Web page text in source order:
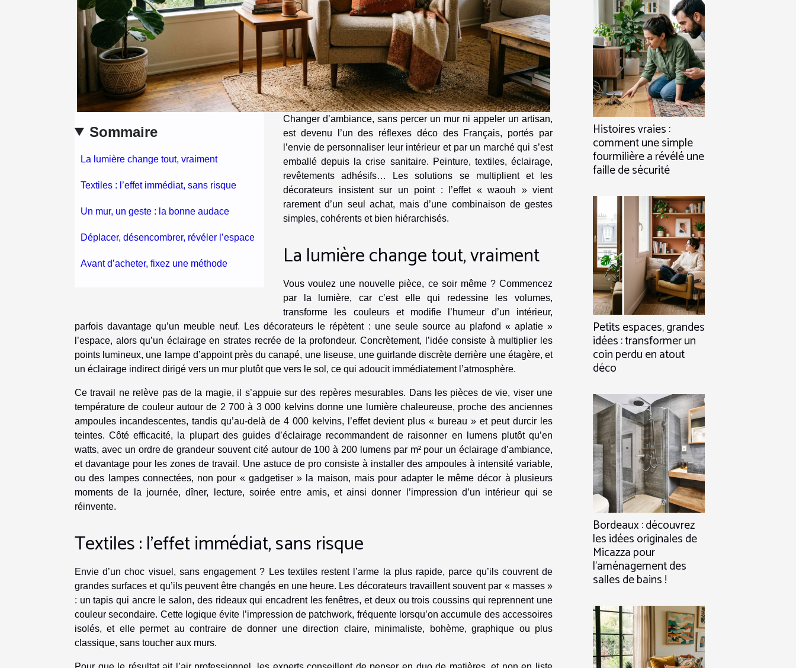
Sommaire
La lumière change tout, vraiment
Textiles : l’effet immédiat, sans risque
Un mur, un geste : la bonne audace
Déplacer, désencombrer, révéler l’espace
Avant d’acheter, fixez une méthode
Changer d’ambiance, sans percer un mur ni appeler un artisan,
est devenu l’un des réflexes déco des Français, portés par
l’envie de personnaliser leur intérieur et par un marché qui s’est
emballé depuis la crise sanitaire. Peinture, textiles, éclairage,
revêtements adhésifs… Les solutions se multiplient et les
décorateurs insistent sur un point : l’effet « waouh » vient
rarement d’un seul achat, mais d’une combinaison de gestes
simples, cohérents et bien hiérarchisés.
La lumière change tout, vraiment
Vous voulez une nouvelle pièce, ce soir même ? Commencez
par la lumière, car c’est elle qui redessine les volumes,
transforme les couleurs et modifie l’humeur d’un intérieur,
parfois davantage qu’un meuble neuf. Les décorateurs le répètent : une seule source au plafond « aplatie »
l’espace, alors qu’un éclairage en strates recrée de la profondeur. Concrètement, l’idée consiste à multiplier les
points lumineux, une lampe d’appoint près du canapé, une liseuse, une guirlande discrète derrière une étagère, et
un éclairage indirect dirigé vers un mur plutôt que vers le sol, ce qui adoucit immédiatement l’atmosphère.
Ce travail ne relève pas de la magie, il s’appuie sur des repères mesurables. Dans les pièces de vie, viser une
température de couleur autour de 2 700 à 3 000 kelvins donne une lumière chaleureuse, proche des anciennes
ampoules incandescentes, tandis qu’au-delà de 4 000 kelvins, l’effet devient plus « bureau » et peut durcir les
teintes. Côté efficacité, la plupart des guides d’éclairage recommandent de raisonner en lumens plutôt qu’en
watts, avec un ordre de grandeur souvent cité autour de 100 à 200 lumens par m² pour un éclairage d’ambiance,
et davantage pour les zones de travail. Une astuce de pro consiste à installer des ampoules à intensité variable,
ou des lampes connectées, non pour « gadgetiser » la maison, mais pour adapter le même décor à plusieurs
moments de la journée, dîner, lecture, soirée entre amis, et ainsi donner l’impression d’un intérieur qui se
réinvente.
Textiles : l’effet immédiat, sans risque
Envie d’un choc visuel, sans engagement ? Les textiles restent l’arme la plus rapide, parce qu’ils couvrent de
grandes surfaces et qu’ils peuvent être changés en une heure. Les décorateurs travaillent souvent par « masses »
: un tapis qui ancre le salon, des rideaux qui encadrent les fenêtres, et deux ou trois coussins qui reprennent une
couleur secondaire. Cette logique évite l’impression de patchwork, fréquente lorsqu’on accumule des accessoires
isolés, et elle permet au contraire de donner une direction claire, minimaliste, bohème, graphique ou plus
classique, sans toucher aux murs.
Histoires vraies :
comment une simple
fourmilière a révélé une
faille de sécurité
Petits espaces, grandes
idées : transformer un
coin perdu en atout
déco
Bordeaux : découvrez
les idées originales de
Micazza pour
l’aménagement des
salles de bains !